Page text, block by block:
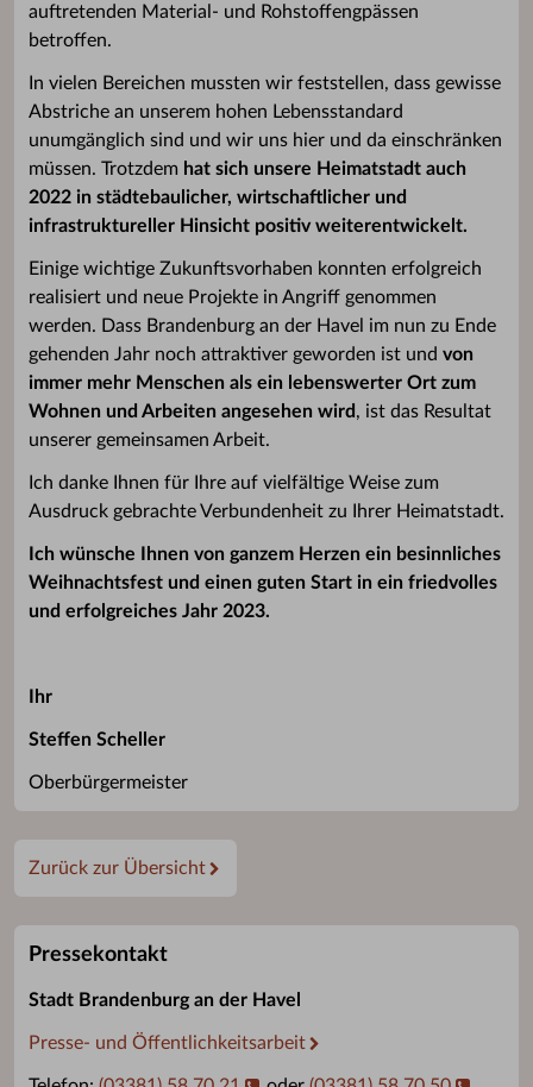
auftretenden Material- und Rohstoffengpässen
betroffen.
In vielen Bereichen mussten wir feststellen, dass gewisse
Abstriche an unserem hohen Lebensstandard
unumgänglich sind und wir uns hier und da einschränken
müssen. Trotzdem hat sich unsere Heimatstadt auch
2022 in städtebaulicher, wirtschaftlicher und
infrastruktureller Hinsicht positiv weiterentwickelt.
Einige wichtige Zukunftsvorhaben konnten erfolgreich
realisiert und neue Projekte in Angriff genommen
werden. Dass Brandenburg an der Havel im nun zu Ende
gehenden Jahr noch attraktiver geworden ist und von
immer mehr Menschen als ein lebenswerter Ort zum
Wohnen und Arbeiten angesehen wird , ist das Resultat
unserer gemeinsamen Arbeit.
Ich danke Ihnen für Ihre auf vielfältige Weise zum
Ausdruck gebrachte Verbundenheit zu Ihrer Heimatstadt.
Ich wünsche Ihnen von ganzem Herzen ein besinnliches
Weihnachtsfest und einen guten Start in ein friedvolles
und erfolgreiches Jahr 2023.
Ihr
Steffen Scheller
Oberbürgermeister
Zurück zur Übersicht
Pressekontakt
Stadt Brandenburg an der Havel
Presse- und Öffentlichkeitsarbeit